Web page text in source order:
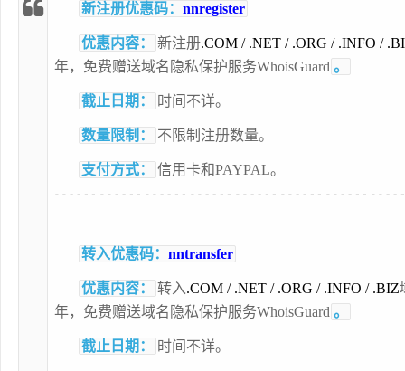
新注册优惠码： nnregister
优惠内容： 新注册.COM / .NET / .ORG / .INFO /
年，免费赠送域名隐私保护服务WhoisGuard 。
截止日期： 时间不详。
数量限制： 不限制注册数量。
支付方式： 信用卡和PAYPAL。
转入优惠码： nntransfer
优惠内容： 转入.COM / .NET / .ORG / .INFO / .BIZ
年，免费赠送域名隐私保护服务WhoisGuard 。
截止日期： 时间不详。